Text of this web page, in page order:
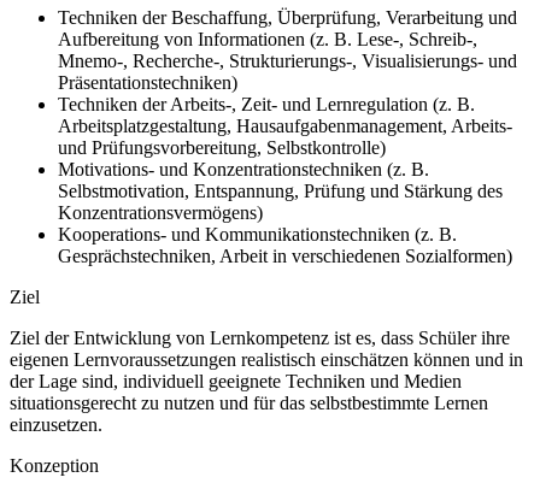
Techniken der Beschaffung, Überprüfung, Verarbeitung und
Aufbereitung von Informationen (z. B. Lese-, Schreib-,
Mnemo-, Recherche-, Strukturierungs-, Visualisierungs- und
Präsentationstechniken)
Techniken der Arbeits-, Zeit- und Lernregulation (z. B.
Arbeitsplatzgestaltung, Hausaufgabenmanagement, Arbeits-
und Prüfungsvorbereitung, Selbstkontrolle)
Motivations- und Konzentrationstechniken (z. B.
Selbstmotivation, Entspannung, Prüfung und Stärkung des
Konzentrationsvermögens)
Kooperations- und Kommunikationstechniken (z. B.
Gesprächstechniken, Arbeit in verschiedenen Sozialformen)
Ziel
Ziel der Entwicklung von Lernkompetenz ist es, dass Schüler ihre
eigenen Lernvoraussetzungen realistisch einschätzen können und in
der Lage sind, individuell geeignete Techniken und Medien
situationsgerecht zu nutzen und für das selbstbestimmte Lernen
einzusetzen.
Konzeption